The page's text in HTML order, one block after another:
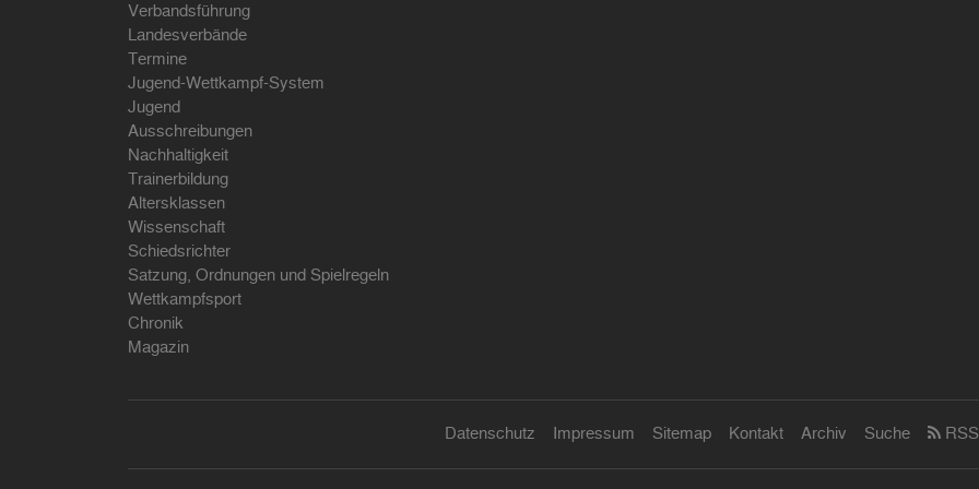
Verbandsführung
Landesverbände
Termine
Jugend-Wettkampf-System
Jugend
Ausschreibungen
Nachhaltigkeit
Trainerbildung
Altersklassen
Wissenschaft
Schiedsrichter
Satzung, Ordnungen und Spielregeln
Wettkampfsport
Chronik
Magazin
Datenschutz Impressum Sitemap Kontakt Archiv Suche